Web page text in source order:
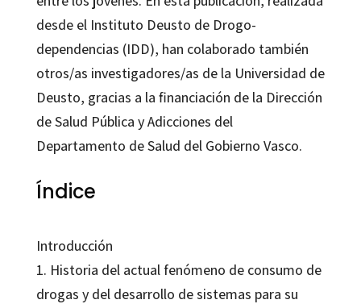
desde el Instituto Deusto de Drogo-
dependencias (IDD), han colaborado también
otros/as investigadores/as de la Universidad de
Deusto, gracias a la financiación de la Dirección
de Salud Pública y Adicciones del
Departamento de Salud del Gobierno Vasco.
Índice
Introducción
1. Historia del actual fenómeno de consumo de
drogas y del desarrollo de sistemas para su